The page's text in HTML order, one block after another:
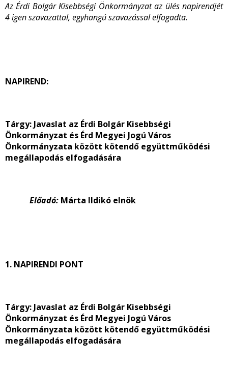
Az Érdi Bolgár Kisebbségi Önkormányzat az ülés napirendjét
4 igen szavazattal, egyhangú szavazással elfogadta.
NAPIREND:
Tárgy: Javaslat az Érdi Bolgár Kisebbségi
Önkormányzat és Érd Megyei Jogú Város
Önkormányzata között kötendő együttműködési
megállapodás elfogadására
Előadó: Márta Ildikó elnök
1. NAPIRENDI PONT
Tárgy: Javaslat az Érdi Bolgár Kisebbségi
Önkormányzat és Érd Megyei Jogú Város
Önkormányzata között kötendő együttműködési
megállapodás elfogadására